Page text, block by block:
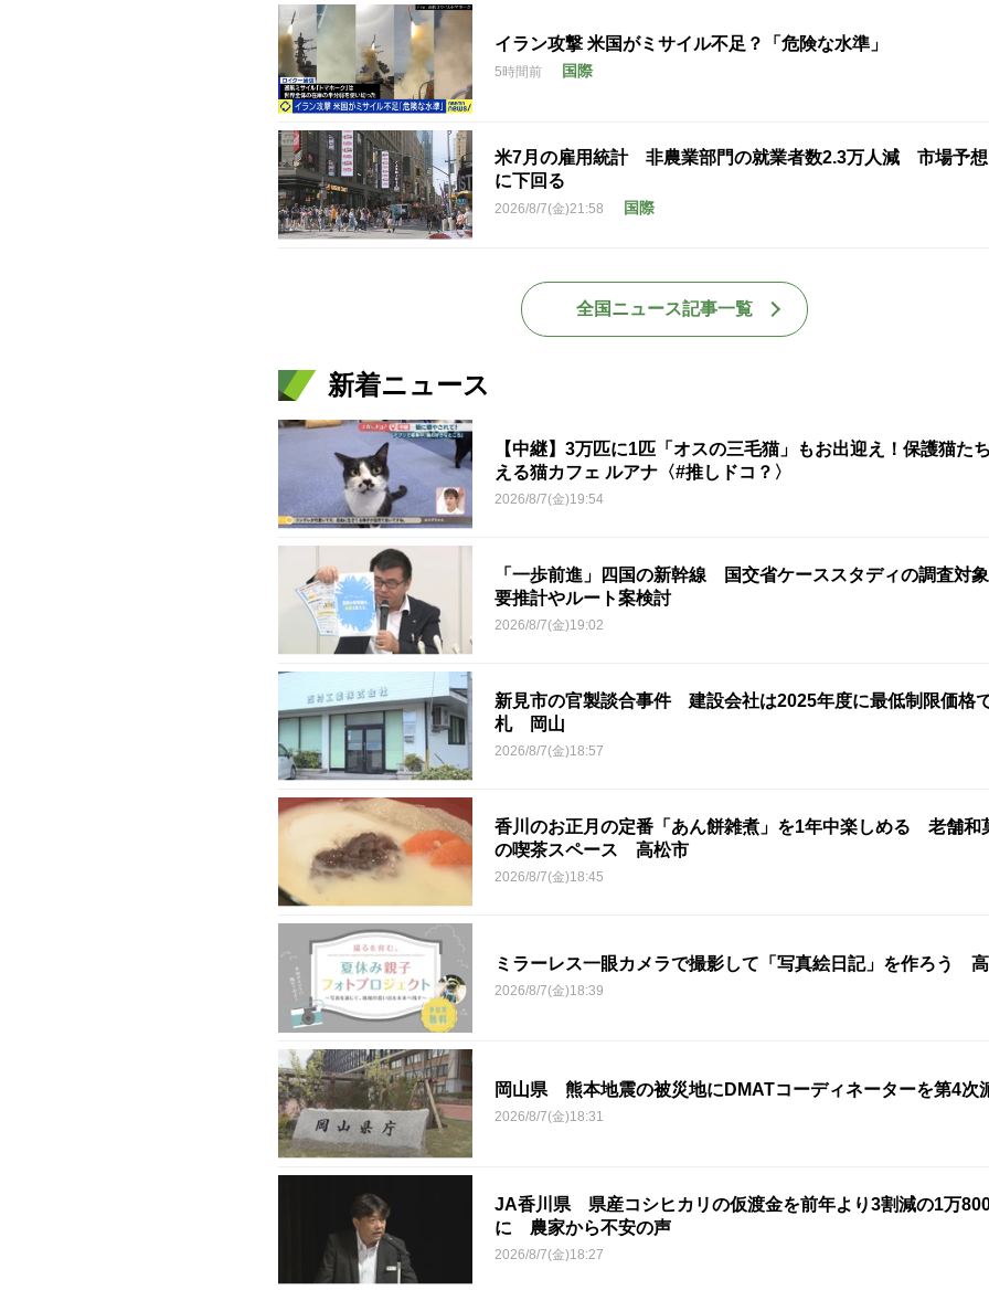
イラン攻撃 米国がミサイル不足？「危険な水準」
5時間前 国際
米7月の雇用統計 非農業部門の就業者数2.3万人減 市場予
に下回る
2026/8/7(金)21:58 国際
全国ニュース記事一覧
新着ニュース
【中継】3万匹に1匹「オスの三毛猫」もお出迎え！保護猫た
える猫カフェ ルアナ〈#推しドコ？〉
2026/8/7(金)19:54
「一歩前進」四国の新幹線 国交省ケーススタディの調査対
要推計やルート案検討
2026/8/7(金)19:02
新見市の官製談合事件 建設会社は2025年度に最低制限価格
札 岡山
2026/8/7(金)18:57
香川のお正月の定番「あん餅雑煮」を1年中楽しめる 老舗和
の喫茶スペース 高松市
2026/8/7(金)18:45
ミラーレス一眼カメラで撮影して「写真絵日記」を作ろう
2026/8/7(金)18:39
岡山県 熊本地震の被災地にDMATコーディネーターを第4次
2026/8/7(金)18:31
JA香川県 県産コシヒカリの仮渡金を前年より3割減の1万
に 農家から不安の声
2026/8/7(金)18:27